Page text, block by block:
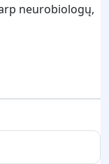
neurobiologų,